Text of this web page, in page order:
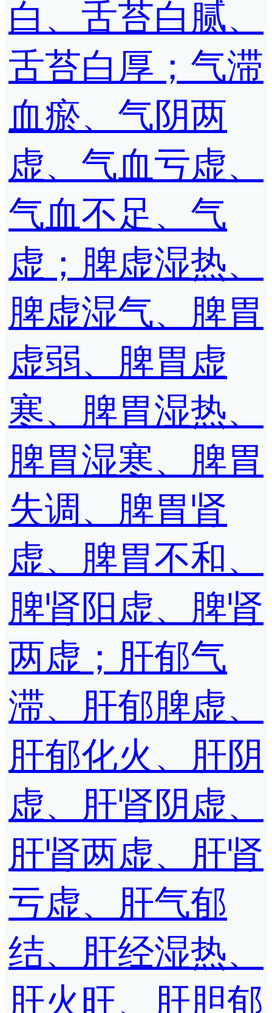
白、舌苔白腻、
舌苔白厚；气滞
血瘀、气阴两
虚、气血亏虚、
气血不足、气
虚；脾虚湿热、
脾虚湿气、脾胃
虚弱、脾胃虚
寒、脾胃湿热、
脾胃湿寒、脾胃
失调、脾胃肾
虚、脾胃不和、
脾肾阳虚、脾肾
两虚；肝郁气
滞、肝郁脾虚、
肝郁化火、肝阴
虚、肝肾阴虚、
肝肾两虚、肝肾
亏虚、肝气郁
结、肝经湿热、
肝火旺、肝胆郁